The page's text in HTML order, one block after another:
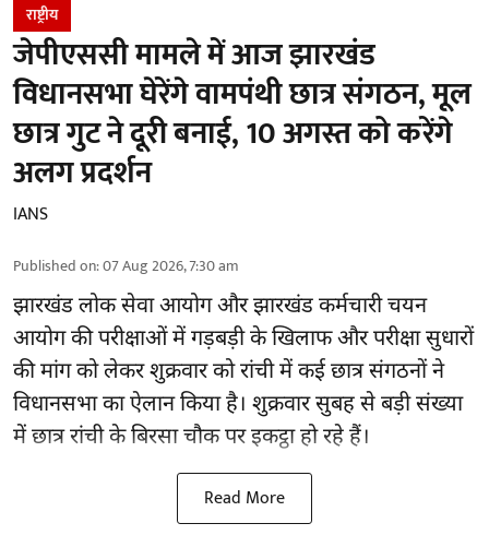
राष्ट्रीय
जेपीएससी मामले में आज झारखंड
विधानसभा घेरेंगे वामपंथी छात्र संगठन, मूल
छात्र गुट ने दूरी बनाई, 10 अगस्त को करेंगे
अलग प्रदर्शन
IANS
Published on:07 Aug 2026, 7:30 am
झारखंडलोक सेवा आयोग और झारखंड कर्मचारी चयन
आयोग की परीक्षाओं में गड़बड़ी के खिलाफ और परीक्षा सुधारों
की मांग को लेकर शुक्रवार को रांची में कई छात्र संगठनों ने
विधानसभा का ऐलान किया है। शुक्रवार सुबह से बड़ी संख्या
में छात्र रांची के बिरसा चौक पर इकट्ठा हो रहे हैं।
Read More